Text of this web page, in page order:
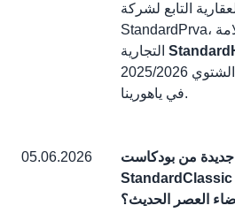
التابع لشركة
StandardPrva، والذي يعمل تحت العلامة
خلال الموسم السياحي الشتوي 2025/2026
في ياهورينا.
05.06.2026
من بودكاست
StandardClassic في 11 يونيو 2026: كيف
العصر الحديث؟